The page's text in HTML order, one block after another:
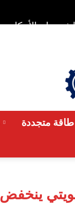
والأحكام
طاقة متجددة